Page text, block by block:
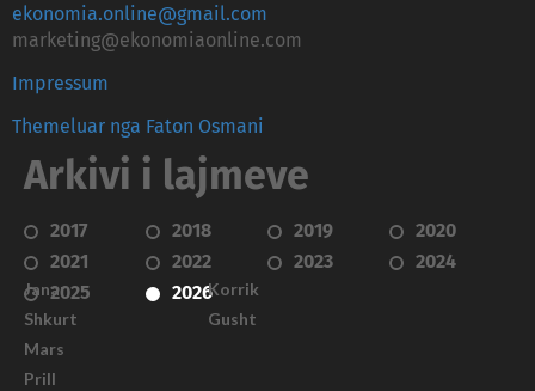
ekonomia.online@gmail.com
marketing@ekonomiaonline.com
Impressum
Themeluar nga Faton Osmani
Arkivi i lajmeve
2017 2018 2019
2020
2021
2022 2023
2024
2025
2026
Janar
Shkurt
Mars
Prill
Korrik
Gusht